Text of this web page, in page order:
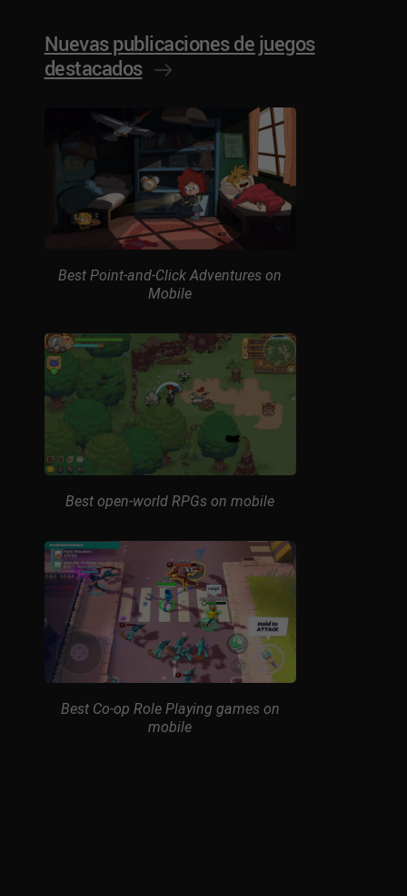
Nuevas publicaciones de juegos
destacados
Best Point-and-Click Adventures on
Mobile
Best open-world RPGs on mobile
Best Co-op Role Playing games on
mobile